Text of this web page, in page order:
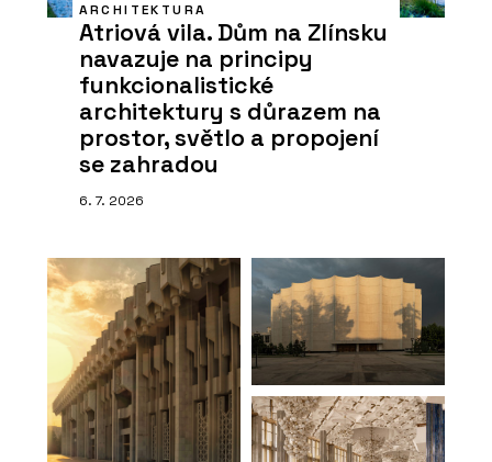
ARCHITEKTURA
Atriová vila. Dům na Zlínsku
navazuje na principy
funkcionalistické
architektury s důrazem na
prostor, světlo a propojení
se zahradou
6. 7. 2026